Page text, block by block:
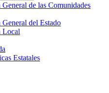
de las Comunidades
del Estado
Local
Estatales